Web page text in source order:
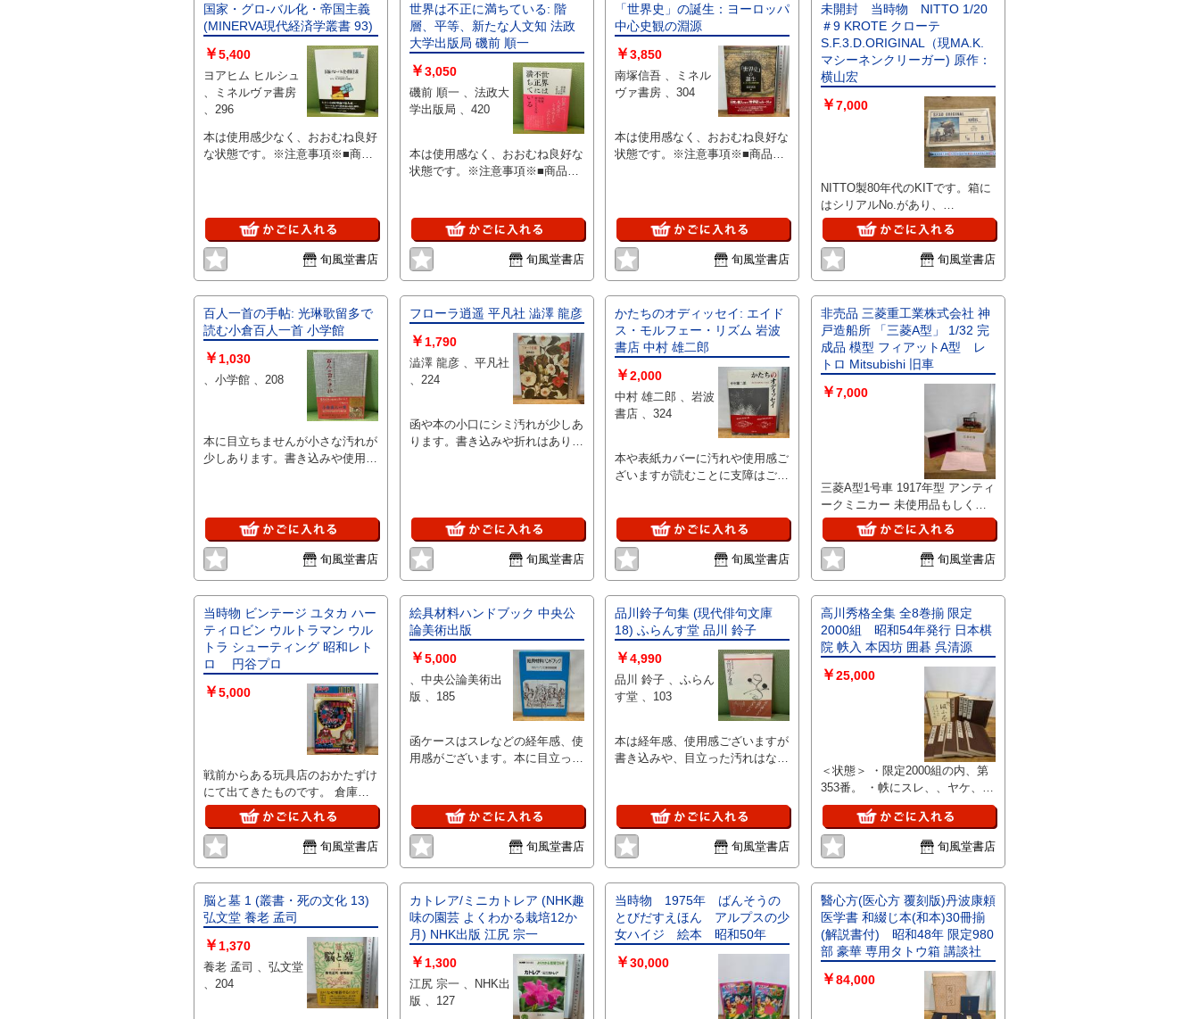
国家・グロ-バル化・帝国主義
(MINERVA現代経済学叢書 93)
￥5,400
ヨアヒム ヒルシュ
、ミネルヴァ書房
、296
本は使用感少なく、おおむね良好
な状態です。※注意事項※■商
ある商品の場合、記載されていな
い物は『付属なし』とご理解下さ
い。
旬風堂書店
世界は不正に満ちている: 階
層、平等、新たな人文知 法政
大学出版局 磯前 順一
￥3,050
磯前 順一 、法政大
学出版局 、420
本は使用感なく、おおむね良好な
状態です。※注意事項※■商品・
ります。■付録等の付属品がある
商品の場合、記載されていない物
は『付属なし』とご理解下さい。
旬風堂書店
「世界史」の誕生：ヨーロッパ
中心史観の淵源
￥3,850
南塚信吾 、ミネル
ヴァ書房 、304
本は使用感なく、おおむね良好な
状態です。※注意事項※■商品・
商品の場合、記載されていない物
は『付属なし』とご理解下さい。
旬風堂書店
未開封 当時物 NITTO 1/20
＃9 KROTE クローテ
S.F.3.D.ORIGINAL（現MA.K.
マシーネンクリーガー) 原作：
横山宏
￥7,000
NITTO製80年代のKITです。箱に
はシリアルNo.があり、
HOBBYJAPAN承認シールが貼ら
れている当時のKITです。 現状で
のお渡しとなります。 外観から
未開封かと思います。が当方での
了承ください。 保存上での経年
劣化があれるかもしれません。
シュリンクの捲れている部分がご
ざいます。 汚れやホコリや破け
など箱を含め傷みあり。（シュリ
ンク内部に埃が入り込んでいる箇
所ございます）写真にてご確認お
願い致します。） 未開封の為内
容物の確認は出来ておりませんの
で御承知、御理解頂ける方。 詳
しい者がおらず質問には答えるこ
とが出来ませんのでご了承下さる
方でお願いします。 詳細こちら
は何もわかりません。画像が全て
だと御承知、御理解頂ける方でよ
ろしくお願いいたします。
旬風堂書店
百人一首の手帖: 光琳歌留多で
読む小倉百人一首 小学館
￥ 1,030
、小学館 、208
本に目立ちませんが小さな汚れが
少しあります。書き込みや使用感
づき、判断・出品されておりま
す。■付録等の付属品がある商品
の場合、記載されていない物は
旬風堂書店
フローラ逍遥 平凡社 澁澤 龍彦
￥ 1,790
澁澤 龍彦 、平凡社
、224
函や本の小口にシミ汚れが少しあ
ります。書き込みや折れはありま
ンに基づき、判断・出品されてお
ります。■付録等の付属品がある
商品の場合、記載されていない物
旬風堂書店
かたちのオディッセイ: エイド
ス・モルフェー・リズム 岩波
書店 中村 雄二郎
￥2,000
中村 雄二郎 、岩波
書店 、324
本や表紙カバーに汚れや使用感ご
ざいますが読むことに支障はござ
態はコンディションガイドライン
に基づき、判断・出品されており
ます。■付録等の付属品がある商
『付属なし』とご理解下さい。
旬風堂書店
非売品 三菱重工業株式会社 神
戸造船所 「三菱A型」 1/32 完
成品 模型 フィアットA型 レ
トロ Mitsubishi 旧車
￥7,000
三菱A型1号車 1917年型 アンティ
ークミニカー 未使用品もしくは
未使用に近い良品です。 ◯材質:
金属製 ◯重量: 約646g（ケース含
む） ◯サイズ L: 約16cm W: 約
11cm H: 約10cm（台座含むクリ
開封に近い良品 外箱にはスレ、
シミがございます。 ◆注意事項
・未開封保証はできませんので
「中古品」としてご理解いただけ
る方のみご購入ください ・完璧
な状態を求める方、神経質な方は
ご遠慮ください ・写真に写って
いるものが全てです
旬風堂書店
当時物 ビンテージ ユタカ ハー
ティロビン ウルトラマン ウル
トラ シューティング 昭和レト
ロ 円谷プロ
￥5,000
戦前からある玩具店のおかたずけ
にて出てきたものです。 倉庫に
長期眠っていたもので埃まみれで
した。 簡易クリーニングしまし
たが傷んでしまっては台無しにな
るので埃を払うだけにしました。
観から未開封かと思います。が当
方での未開封保障は出来かねます
ことご了承ください。 保存上で
の経年劣化があれるかもしれませ
ん。 正常動作の確認は出来てお
りませんので御承知、御理解頂け
る方。 詳しい者がおらず質問に
は答えることが出来ませんのでご
旬風堂書店
絵具材料ハンドブック 中央公
論美術出版
￥5,000
、中央公論美術出
版 、185
函ケースはスレなどの経年感、使
用感がございます。本に目立った
ィションガイドラインに基づき、
判断・出品されております。■付
録等の付属品がある商品の場合、
記載されていない物は『付属な
旬風堂書店
品川鈴子句集 (現代俳句文庫
18) ふらんす堂 品川 鈴子
￥4,990
品川 鈴子 、ふらん
す堂 、103
本は経年感、使用感ございますが
書き込みや、目立った汚れはな
コンディションガイドラインに基
づき、判断・出品されておりま
す。■付録等の付属品がある商品
の場合、記載されていない物は
紙見開きに直筆サインがありま
す。
旬風堂書店
高川秀格全集 全8巻揃 限定
2000組 昭和54年発行 日本棋
院 帙入 本因坊 囲碁 呉清源
￥25,000
＜状態＞ ・限定2000組の内、第
353番。 ・帙にスレ、、ヤケ、シ
ミ、汚れ、があります。 本は使
用感少なく、おおむね良好な状態
です。※注意事項※■商品・状態
はコンディションガイドラインに
基づき、判断・出品されておりま
の場合、記載されていない物は
『付属なし』とご理解下さい。
旬風堂書店
脳と墓 1 (叢書・死の文化 13)
弘文堂 養老 孟司
￥ 1,370
養老 孟司 、弘文堂
、204
カトレア/ミニカトレア (NHK趣
味の園芸 よくわかる栽培12か
月) NHK出版 江尻 宗一
￥ 1,300
江尻 宗一 、NHK出
版 、127
当時物 1975年 ばんそうの
とびだすえほん アルプスの少
女ハイジ 絵本 昭和50年
￥30,000
醫心方(医心方 覆刻版)丹波康頼
医学書 和綴じ本(和本)30冊揃
(解説書付) 昭和48年 限定980
部 豪華 専用タトウ箱 講談社
￥84,000